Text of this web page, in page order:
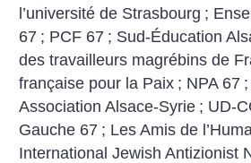
l’université de Strasbourg ;
67 ; PCF 67 ; Sud-Éducation
des travailleurs magrébins de
française pour la Paix ; NPA 67
Association Alsace-Syrie ; UD-
Gauche 67 ; Les Amis de
International Jewish Antizionist